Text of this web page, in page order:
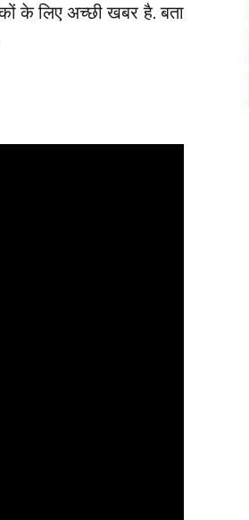
के लिए अच्छी खबर है. बता